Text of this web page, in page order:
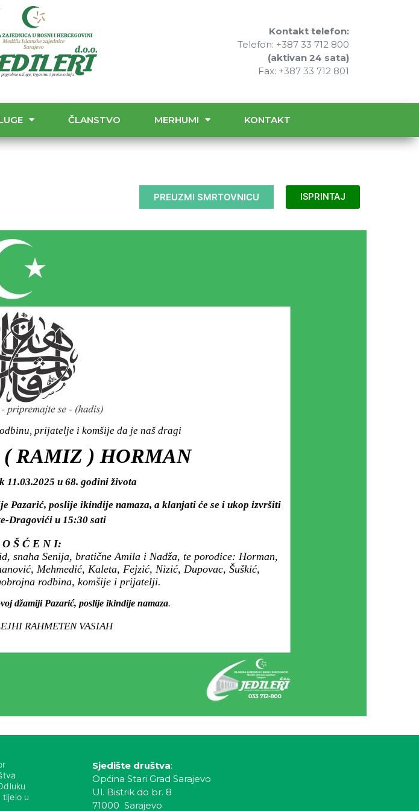
Kontakt telefon:
Telefon: +387 33 712 800
(aktivan 24 sata)
Fax: +387 33 712 801
ČLANSTVO MERHUMI KONTAKT
PREUZMI SMRTOVNICU ISPRINTAJ
prijatelje i komšije da je naš dragi
RAMIZ ) HORMAN
11.03.2025 u 68. godini života
Pazarić, poslije ikindije namaza, a klanjati će se i ukop izvršiti
Dragovići u 15:30 sati
O Š Ć E N I:
snaha Senija, bratične Amila i Nadža, te porodice: Horman,
Mehmedić, Kaleta, Fejzić, Nizić, Dupovac, Šuškić,
rodbina, komšije i prijatelji.
džamiji Pazarić, poslije ikindije namaza.
RAHMETEN VASIAH
tijelo u
Sjedište društva:
Općina Stari Grad Sarajevo
Ul. Bistrik do br. 8
71000 Sarajevo